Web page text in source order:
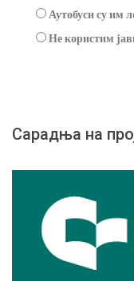
Аутобуси су им
Не користим
Сарадња на